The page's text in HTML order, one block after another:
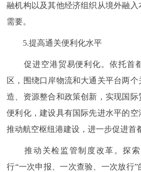
融机构以及其他经济组织从境外融
需要。
5.提高通关便利化水平
促进空港贸易便利化。依托首
区，围绕口岸物流和大通关平台两
造、资源整合和政策创新，实现国
便利化，建设具有国际先进水平的空
推动航空枢纽港建设，进一步促进首
推动关检监管制度改革。探索
行“一次申报、一次查验、一次放行